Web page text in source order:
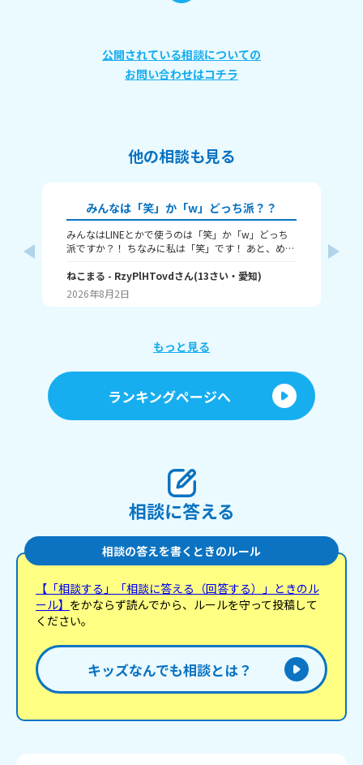
公開されている相談についての
お問い合わせはコチラ
他の相談も見る
みんなは「笑」か「w」どっち派？？
みんなはLINEとかで使うのは「笑」か「w」どっち
派ですか？！ ちなみに私は「笑」です！ あと、めっ
す！ （笑笑、爆笑、wwwなど）
ねこまる - RzyPlHTovdさん(13さい・ 愛知)
2026年8月2日
もっと見る
ランキングページへ
相談に答える
相談の答えを書くときのルール
【「相談する」「相談に答える（回答する）」ときのル
ール】 をかならず読んでから、ルールを守って投稿して
ください。
キッズなんでも相談とは？